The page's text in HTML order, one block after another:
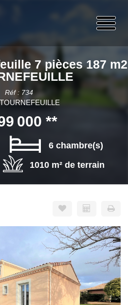
7 pièces 187 m2
Réf : 734
000 **
6 chambre(s)
1010 m² de terrain